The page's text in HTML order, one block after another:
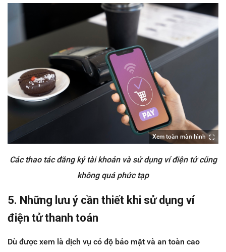
Xem toàn màn hình
Các thao tác đăng ký tài khoản và sử dụng ví điện tử cũng
không quá phức tạp
5. Những lưu ý cần thiết khi sử dụng ví
điện tử thanh toán
Dù được xem là dịch vụ có độ bảo mật và an toàn cao